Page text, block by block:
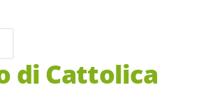
di Cattolica